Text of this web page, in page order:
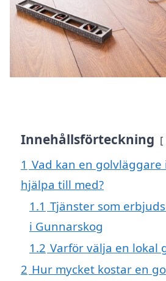
Innehållsförteckning
1 Vad kan en golvläggare
hjälpa till med?
1.1 Tjänster som
i Gunnarskog
1.2 Varför välja en lokal
2 Hur mycket kostar en